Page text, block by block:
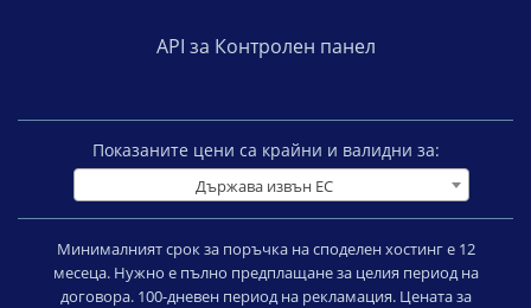
API за Контролен панел
Показаните цени са крайни и валидни за:
Държава извън ЕС
Минималният срок за поръчка на споделен хостинг е 12
месеца. Нужно е пълно предплащане за целия период на
договора. 100-дневен период на рекламация. Цената за